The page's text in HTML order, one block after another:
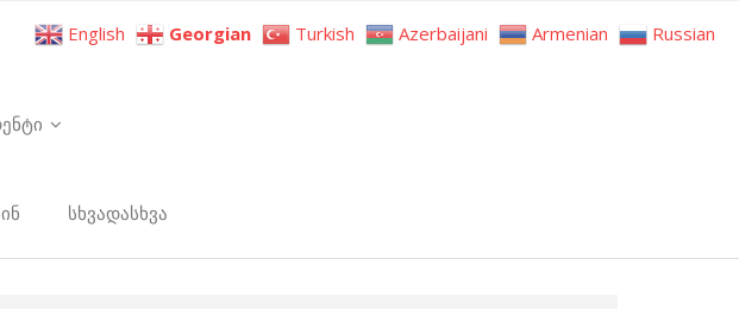
სხვადასხვა
English Georgian Turkish Azerbaijani Armenian Russian